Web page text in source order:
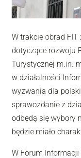
W trakcie obrad
dotyczące rozwoju
Turystycznej m.in.
w działalności
wyzwania dla
sprawozdanie z
odbędą się wybory
będzie miało
W Forum